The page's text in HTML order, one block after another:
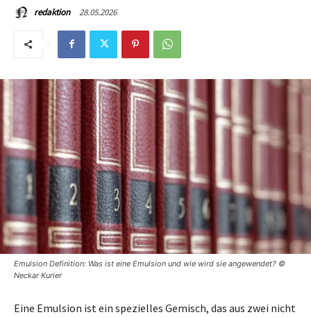
redaktion 28.05.2026
Emulsion Definition: Was ist eine Emulsion und wie wird sie angewendet? ©
Neckar Kurier
Eine Emulsion ist ein spezielles Gemisch, das aus zwei nicht